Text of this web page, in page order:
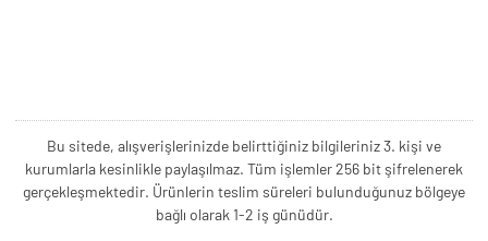
Bu sitede, alışverişlerinizde belirttiğiniz bilgileriniz 3. kişi ve
kurumlarla kesinlikle paylaşılmaz. Tüm işlemler 256 bit şifrelenerek
gerçekleşmektedir. Ürünlerin teslim süreleri bulunduğunuz bölgeye
bağlı olarak 1-2 iş günüdür.